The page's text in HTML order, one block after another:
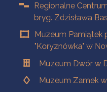
Regionalne
bryg. Zdzisława
Muzeum Pamiątek
"Koryznówka" w
Muzeum Dwór w
Muzeum Zamek